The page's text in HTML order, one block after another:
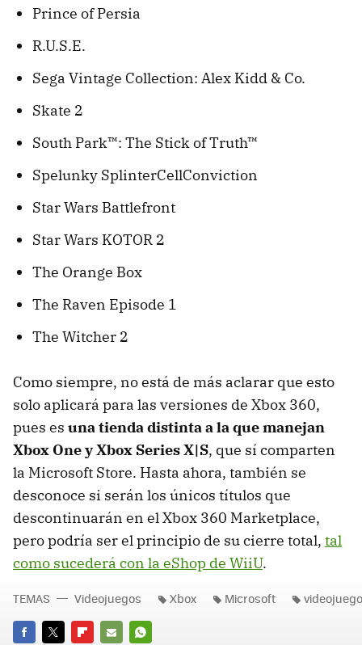
Prince of Persia
R.U.S.E.
Sega Vintage Collection: Alex Kidd & Co.
Skate 2
South Park™: The Stick of Truth™
Spelunky SplinterCellConviction
Star Wars Battlefront
Star Wars KOTOR 2
The Orange Box
The Raven Episode 1
The Witcher 2
Como siempre, no está de más aclarar que esto
solo aplicará para las versiones de Xbox 360,
pues es una tienda distinta a la que manejan
Xbox One y Xbox Series X|S, que sí comparten
la Microsoft Store. Hasta ahora, también se
desconoce si serán los únicos títulos que
descontinuarán en el Xbox 360 Marketplace,
pero podría ser el principio de su cierre total, tal
como sucederá con la eShop de WiiU.
TEMAS Videojuegos Xbox Microsoft